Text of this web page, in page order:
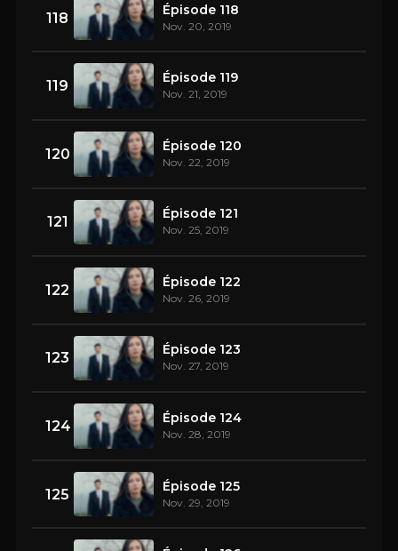
118 Épisode 118
Nov. 20, 2019
119 Épisode 119
Nov. 21, 2019
120 Épisode 120
Nov. 22, 2019
121 Épisode 121
Nov. 25, 2019
122 Épisode 122
Nov. 26, 2019
123 Épisode 123
Nov. 27, 2019
124 Épisode 124
Nov. 28, 2019
125 Épisode 125
Nov. 29, 2019